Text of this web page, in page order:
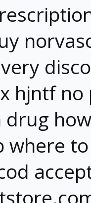
hjntf
where